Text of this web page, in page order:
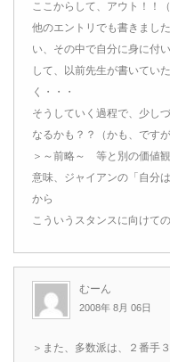
ここからして、アウト！！（
他のエントリでも書きまし
い、その中で自分に身に付
して、以前先生が書いてい
く・・・
そうしていく過程で、少し
なるかも？？（かも、ですが
＞～前略～ 等と別の価値
意味、ジャイアンの「自分
から
こういうスタンスに向けて
むーん
2008年 8月 06日
＞また、多数派は、２番手